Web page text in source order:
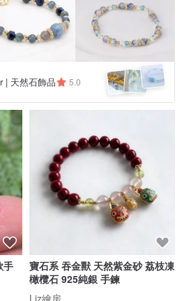
| 天然石飾品 5.0
手
寶石系 吞金獸 天然紫金砂 荔枝凍
橄欖石 925純銀 手鍊
Liz繪房